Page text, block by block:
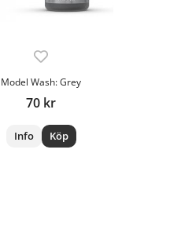
Model Wash: Grey
70 kr
Info Köp